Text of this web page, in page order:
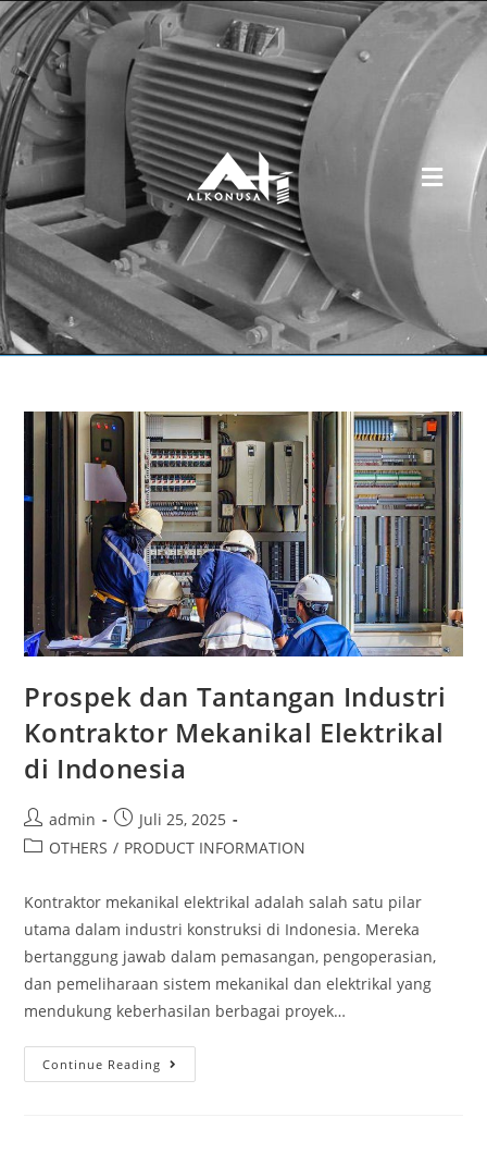
Prospek dan Tantangan Industri
Kontraktor Mekanikal Elektrikal
di Indonesia
admin
Juli 25, 2025
OTHERS / PRODUCT INFORMATION
Kontraktor mekanikal elektrikal adalah salah satu pilar
utama dalam industri konstruksi di Indonesia. Mereka
bertanggung jawab dalam pemasangan, pengoperasian,
dan pemeliharaan sistem mekanikal dan elektrikal yang
mendukung keberhasilan berbagai proyek…
Continue Reading